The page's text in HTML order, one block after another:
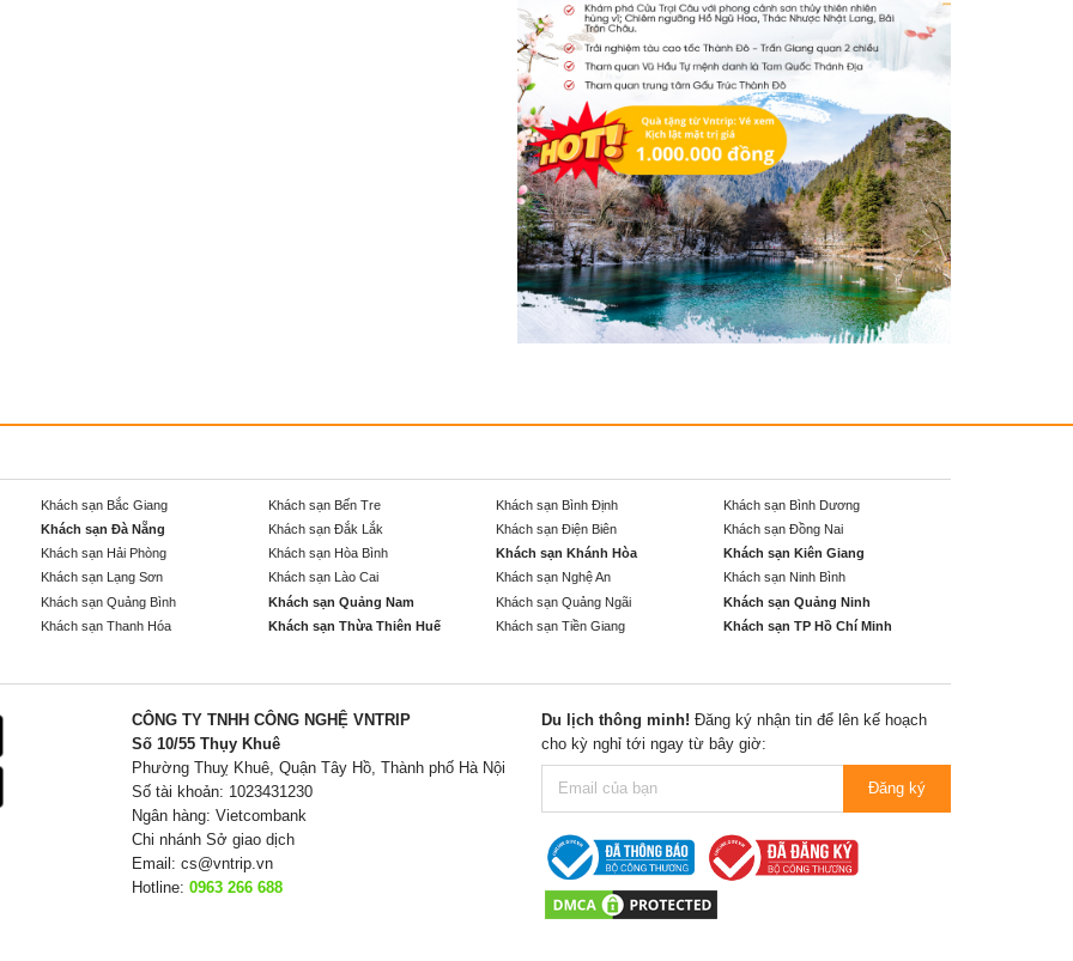
Khách sạn Bắc Giang Khách sạn Bến Tre Khách sạn Bình Định
Khách sạn Bình Dương
Khách sạn Đà Nẵng
Khách sạn Đắk Lắk Khách sạn Điện Biên
Khách sạn Đồng Nai
Khách sạn Hải Phòng
Khách sạn Hòa Bình Khách sạn Khánh Hòa
Khách sạn Kiên Giang
Khách sạn Lạng Sơn
Khách sạn Lào Cai Khách sạn Nghệ An
Khách sạn Ninh Bình
Khách sạn Quảng Bình
Khách sạn Quảng Nam Khách sạn Quảng Ngãi
Khách sạn Quảng Ninh
Khách sạn Thanh Hóa
Khách sạn Thừa Thiên Huế Khách sạn Tiền Giang Khách sạn TP Hồ Chí Minh
CÔNG TY TNHH CÔNG NGHỆ VNTRIP
Số 10/55 Thụy Khuê
Phường Thuỵ Khuê, Quận Tây Hồ, Thành phố Hà Nội
Số tài khoản: 1023431230
Ngân hàng: Vietcombank
Chi nhánh Sở giao dịch
Email: cs@vntrip.vn
Hotline: 0963 266 688
Du lịch thông minh! Đăng ký nhận tin để lên kế hoạch
cho kỳ nghỉ tới ngay từ bây giờ:
Đăng ký